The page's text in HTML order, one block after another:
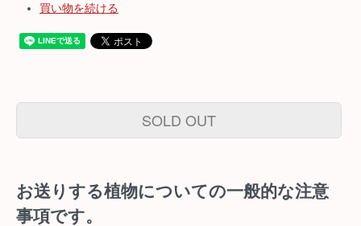
買い物を続ける
SOLD OUT
お送りする植物についての一般的な注意
事項です。